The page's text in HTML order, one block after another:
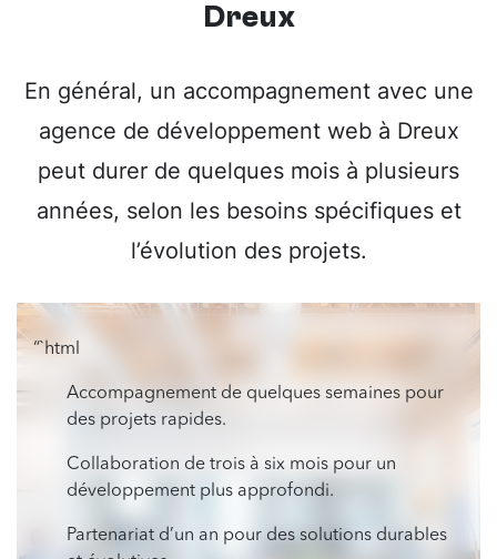
Dreux
En général, un accompagnement avec une
agence de développement web à Dreux
peut durer de quelques mois à plusieurs
années, selon les besoins spécifiques et
l’évolution des projets.
“`html
Accompagnement de quelques semaines pour
des projets rapides.
Collaboration de trois à six mois pour un
développement plus approfondi.
Partenariat d’un an pour des solutions durables